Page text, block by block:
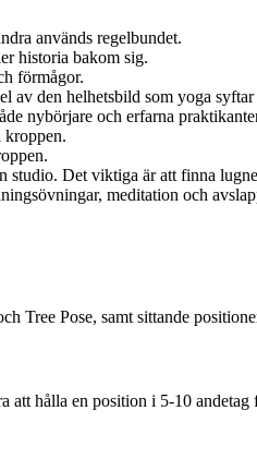
används regelbundet.
historia bakom sig.
förmågor.
av den helhetsbild som yoga
nybörjare och erfarna
kroppen.
studio. Det viktiga är att finna
meditation och
Tree Pose, samt sittande
att hålla en position i 5-10